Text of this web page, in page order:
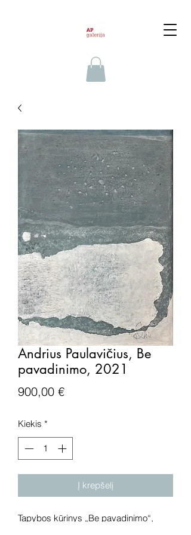
Andrius Paulavičius, Be
pavadinimo, 2021
900,00 €Price
Kiekis *
Į krepšelį
Tapybos kūrinys „Be pavadinimo“,